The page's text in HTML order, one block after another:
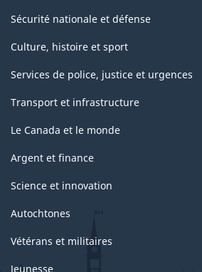
Sécurité nationale et défense
Culture, histoire et sport
Services de police, justice et urgences
Transport et infrastructure
Le Canada et le monde
Argent et finance
Science et innovation
Autochtones
Vétérans et militaires
Jeunesse